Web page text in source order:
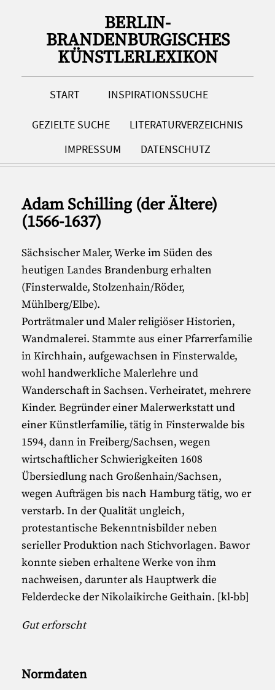
BERLIN-
BRANDENBURGISCHES
KÜNSTLERLEXIKON
START INSPIRATIONSSUCHE
GEZIELTE SUCHE
LITERATURVERZEICHNIS
IMPRESSUM
DATENSCHUTZ
Adam Schilling (der Ältere)
(1566-1637)
Sächsischer Maler, Werke im Süden des
heutigen Landes Brandenburg erhalten
(Finsterwalde, Stolzenhain/Röder,
Mühlberg/Elbe).
Porträtmaler und Maler religiöser Historien,
Wandmalerei. Stammte aus einer Pfarrerfamilie
in Kirchhain, aufgewachsen in Finsterwalde,
wohl handwerkliche Malerlehre und
Wanderschaft in Sachsen. Verheiratet, mehrere
Kinder. Begründer einer Malerwerkstatt und
einer Künstlerfamilie, tätig in Finsterwalde bis
1594, dann in Freiberg/Sachsen, wegen
wirtschaftlicher Schwierigkeiten 1608
Übersiedlung nach Großenhain/Sachsen,
wegen Aufträgen bis nach Hamburg tätig, wo er
verstarb. In der Qualität ungleich,
protestantische Bekenntnisbilder neben
serieller Produktion nach Stichvorlagen. Bawor
konnte sieben erhaltene Werke von ihm
nachweisen, darunter als Hauptwerk die
Felderdecke der Nikolaikirche Geithain. [kl-bb]
Gut erforscht
Normdaten